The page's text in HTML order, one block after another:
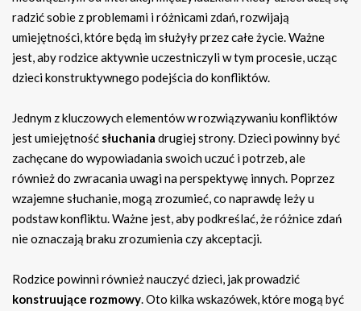
radzić sobie z problemami i różnicami zdań, rozwijają
umiejętności, które będą im służyły przez całe życie. Ważne
jest, aby rodzice aktywnie uczestniczyli w tym procesie, ucząc
dzieci konstruktywnego podejścia do konfliktów.
Jednym z kluczowych elementów w rozwiązywaniu konfliktów
jest umiejętność słuchania drugiej strony. Dzieci powinny być
zachęcane do wypowiadania swoich uczuć i potrzeb, ale
również do zwracania uwagi na perspektywę innych. Poprzez
wzajemne słuchanie, mogą zrozumieć, co naprawdę leży u
podstaw konfliktu. Ważne jest, aby podkreślać, że różnice zdań
nie oznaczają braku zrozumienia czy akceptacji.
Rodzice powinni również nauczyć dzieci, jak prowadzić
konstruujące rozmowy. Oto kilka wskazówek, które mogą być